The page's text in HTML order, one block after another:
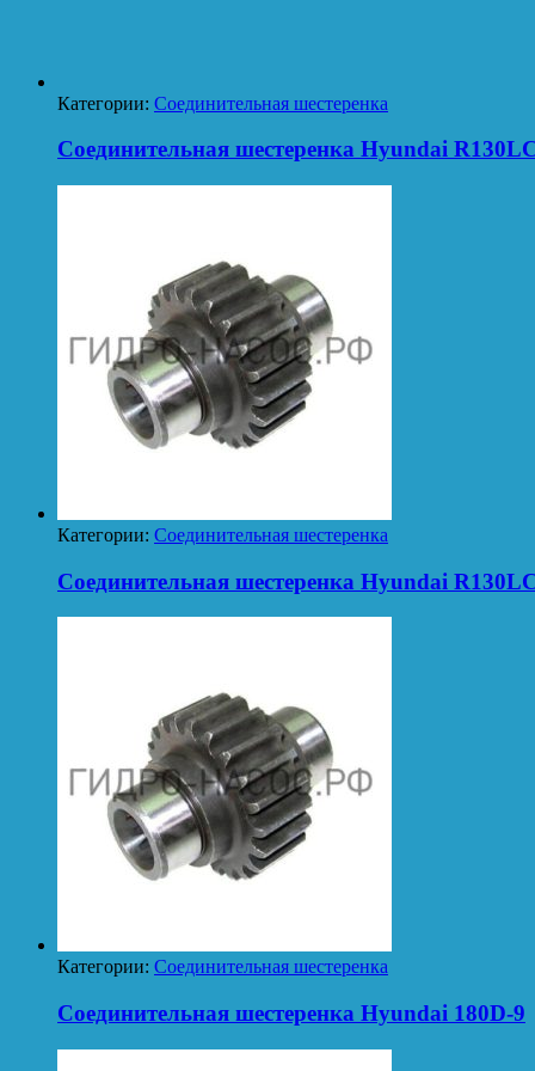
Категории: Соединительная шестеренка
Соединительная шестеренка Hyundai
Категории: Соединительная шестеренка
Соединительная шестеренка Hyundai
Категории: Соединительная шестеренка
Соединительная шестеренка Hyundai 180D-9